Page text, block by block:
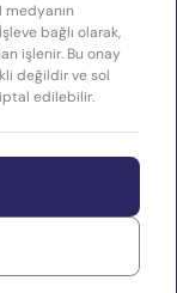
TASARIM
medyanın
bağlı olarak,
işlenir. Bu onay
değildir ve sol
edilebilir.